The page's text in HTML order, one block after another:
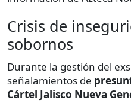
Crisis de
sobornos
Durante la gestión del
señalamientos de
Cártel Jalisco Nueva